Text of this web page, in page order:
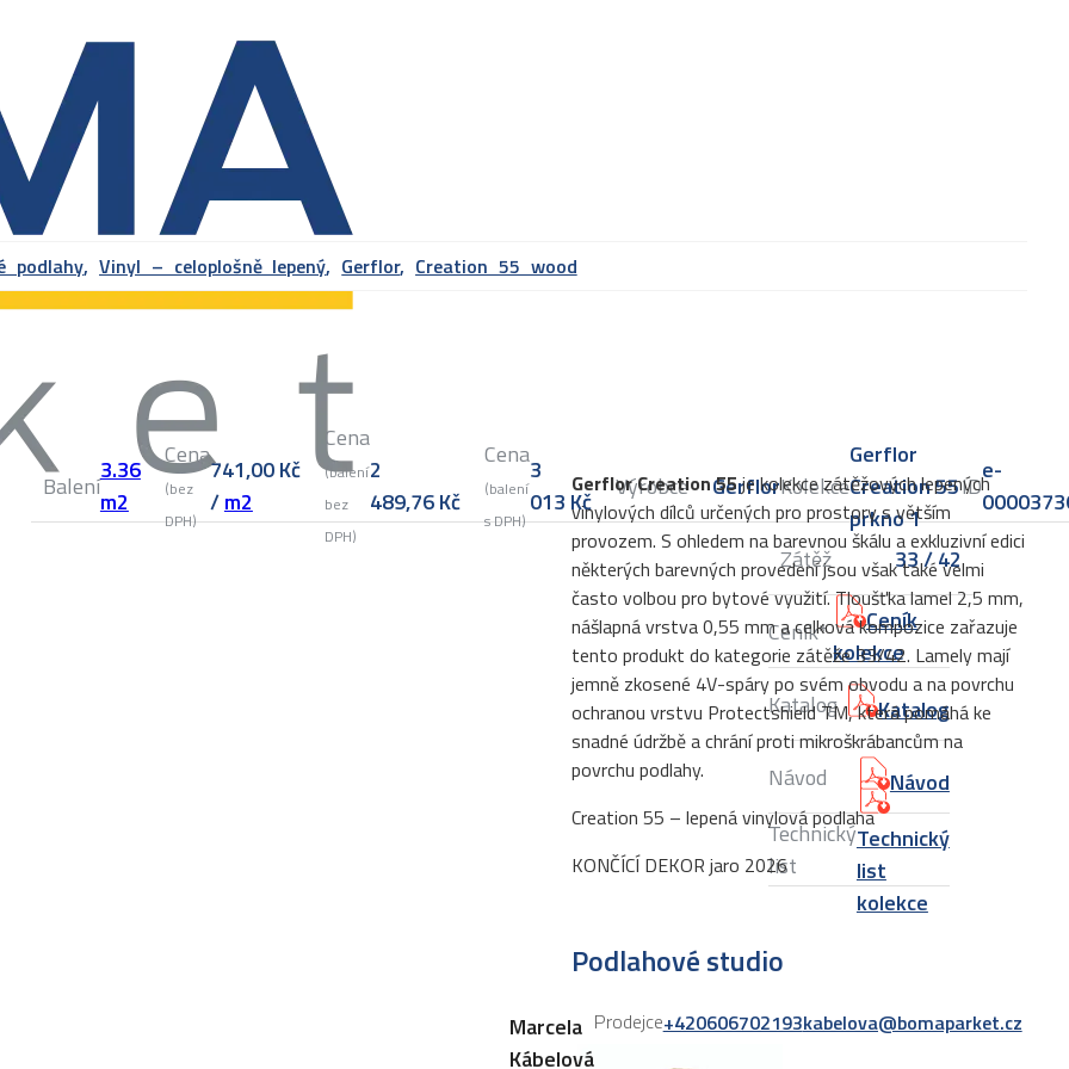
podlahy,Vinyl – celoplošně lepený, Gerflor, Creation 55 wood
Balení3.36
m2
Cena
(bez
DPH)
741,00Kč
/m2
Cena
(balení
bez
DPH)
2
489,76Kč
Cena
(balení
s DPH)
3
013 Kč Výrobce GerflorKolekce
Gerflor
Creation 55
prkno 1
Zátěž
33 / 42
Ceník*
Ceník
kolekce
Katalog
Katalog
Návod
Návod
Technický
list
Technický
list
kolekce
IDe-
Gerflor Creation 55je kolekce zátěžových lepených
vinylových dílců určených pro prostory s větším
provozem. S ohledem na barevnou škálu a exkluzivní edici
některých barevných provedení jsou však také velmi
často volbou pro bytové využití. Tloušťka lamel 2,5 mm,
nášlapná vrstva 0,55 mm a celková kompozice zařazuje
tento produkt do kategorie zátěže 33/42. Lamely mají
jemně zkosené 4V-spáry po svém obvodu a na povrchu
ochranou vrstvu Protectshield TM, která pomáhá ke
snadné údržbě a chrání proti mikroškrábancům na
povrchu podlahy.
Creation 55 – lepená vinylová podlaha
KONČÍCÍ DEKOR jaro 2026
Podlahové studio
Marcela
Kábelová
Prodejce+420606702193kabelova@bomaparket.cz